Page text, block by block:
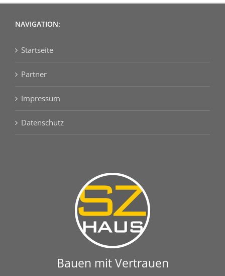
NAVIGATION:
Startseite
Partner
Impressum
Datenschutz
Bauen mit Vertrauen